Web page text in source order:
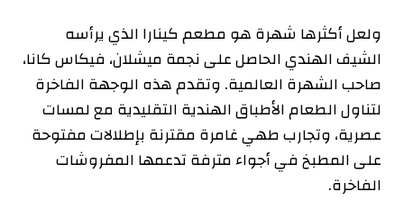
ولعل أكثرها شهرة هو مطعم كينارا الذي يرأسه
الشيف الهندي الحاصل على نجمة ميشلان، فيكاس كانا،
صاحب الشهرة العالمية. وتقدم هذه الوجهة الفاخرة
لتناول الطعام الأطباق الهندية التقليدية مع لمسات
عصرية، وتجارب طهي غامرة مقترنة بإطلالات مفتوحة
على المطبخ في أجواء مترفة تدعمها المفروشات
الفاخرة.